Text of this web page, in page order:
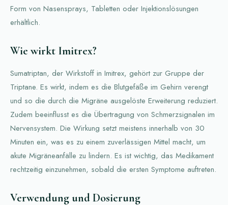
Form von Nasensprays, Tabletten oder Injektionslösungen
erhältlich.
Wie wirkt Imitrex?
Sumatriptan, der Wirkstoff in Imitrex, gehört zur Gruppe der
Triptane. Es wirkt, indem es die Blutgefäße im Gehirn verengt
und so die durch die Migräne ausgelöste Erweiterung reduziert.
Zudem beeinflusst es die Übertragung von Schmerzsignalen im
Nervensystem. Die Wirkung setzt meistens innerhalb von 30
Minuten ein, was es zu einem zuverlässigen Mittel macht, um
akute Migräneanfälle zu lindern. Es ist wichtig, das Medikament
rechtzeitig einzunehmen, sobald die ersten Symptome auftreten.
Verwendung und Dosierung